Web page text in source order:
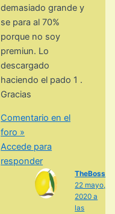
demasiado grande y
se para al 70%
porque no soy
premiun. Lo
descargado
haciendo el pado 1 .
Gracias
Comentario en el
foro »
Accede para
responder
TheBoss
22 mayo,
2020 a
las